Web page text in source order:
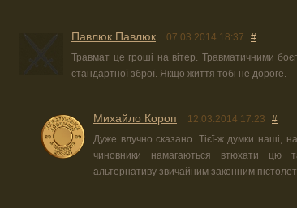
Павлюк Павлюк 07.03.2014 18:37 #
Травмат це гроші на вітер. Травматичними
стандартної зброї. Якщо життя тобі не дороге.
Михайло Короп 12.03.2014 17:23 #
Дуже влучно сказано. Тієї-ж думки наші,
чиновники намагаються втюхати цю
альтернативу звичайним законним